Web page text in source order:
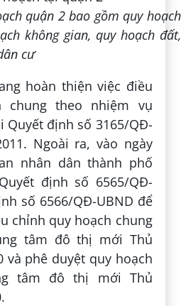
quận 2 bao gồm quy hoạch
không gian, quy hoạch đất,
cư
hoàn thiện việc điều
chung theo nhiệm vụ
Quyết định số 3165/QĐ-
Ngoài ra, vào ngày
nhân dân thành phố
định số 6565/QĐ-
số 6566/QĐ-UBND để
chỉnh quy hoạch chung
tâm đô thị mới Thủ
và phê duyệt quy hoạch
tâm đô thị mới Thủ